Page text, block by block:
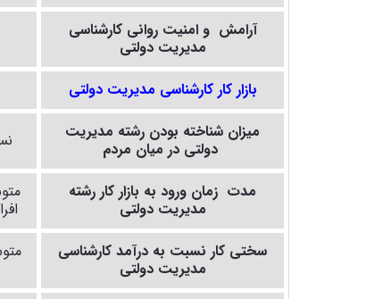
آرامش و امنیت روانی کارشناسی
مدیریت دولتی
بازار کار کارشناسی مدیریت دولتی
میزان شناخته بودن رشته مدیریت
دولتی در میان مردم
مدت زمان ورود به بازار کار رشته
مدیریت دولتی
سختی کار نسبت به درآمد کارشناسی
مدیریت دولتی